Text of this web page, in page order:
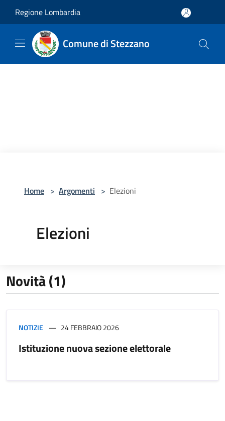
Regione Lombardia
Comune di Stezzano
Home > Argomenti > Elezioni
Elezioni
Novità (1)
NOTIZIE 24 FEBBRAIO 2026
Istituzione nuova sezione elettorale